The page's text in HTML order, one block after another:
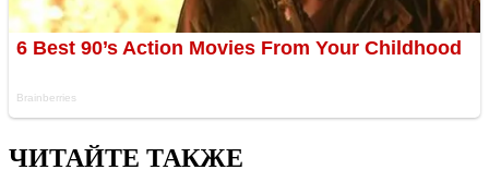
ЧИТАЙТЕ ТАКЖЕ